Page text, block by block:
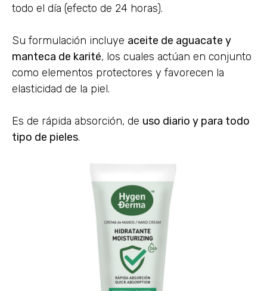
todo el día (efecto de 24 horas).
Su formulación incluye aceite de aguacate y
manteca de karité, los cuales actúan en conjunto
como elementos protectores y favorecen la
elasticidad de la piel.
Es de rápida absorción, de uso diario y para todo
tipo de pieles.